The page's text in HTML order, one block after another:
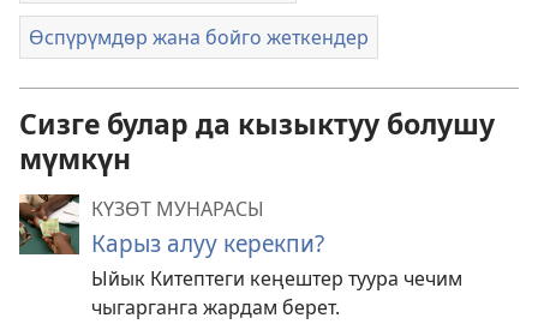
Өспүрүмдөр жана бойго жеткендер
Сизге булар да кызыктуу болушу
мүмкүн
КҮЗӨТ МУНАРАСЫ
Карыз алуу керекпи?
Ыйык Китептеги кеңештер туура чечим
чыгарганга жардам берет.